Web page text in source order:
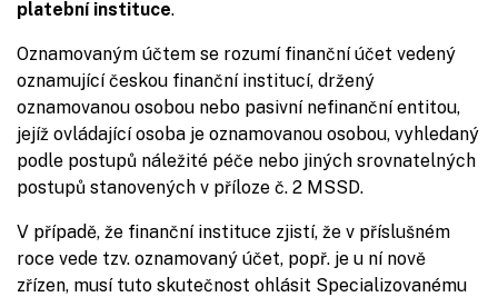
platební instituce.
Oznamovaným účtem se rozumí finanční účet vedený
oznamující českou finanční institucí, držený
oznamovanou osobou nebo pasivní nefinanční entitou,
jejíž ovládající osoba je oznamovanou osobou, vyhledaný
podle postupů náležité péče nebo jiných srovnatelných
postupů stanovených v příloze č. 2 MSSD.
V případě, že finanční instituce zjistí, že v příslušném
roce vede tzv. oznamovaný účet, popř. je u ní nově
zřízen, musí tuto skutečnost ohlásit Specializovanému